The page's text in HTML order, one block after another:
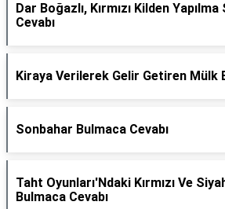
Dar Boğazlı, Kırmızı Kilden
Cevabı
Kiraya Verilerek Gelir Getiren Mülk
Sonbahar Bulmaca Cevabı
Taht Oyunları'Ndaki Kırmızı Ve
Bulmaca Cevabı